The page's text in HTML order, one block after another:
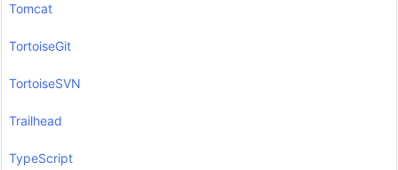
Tomcat
TortoiseGit
TortoiseSVN
Trailhead
TypeScript